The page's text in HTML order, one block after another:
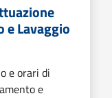
e Lavaggio
e orari di
e